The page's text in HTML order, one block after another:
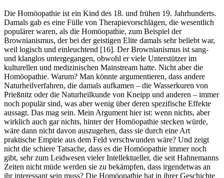
Die Homöopathie ist ein Kind des 18. und frühen 19. Jahrhunderts.
Damals gab es eine Fülle von Therapievorschlägen, die wesentlich
populärer waren, als die Homöopathie, zum Beispiel der
Brownianismus, der bei der geistigen Elite damals sehr beliebt war,
weil logisch und einleuchtend [16]. Der Brownianismus ist sang-
und klanglos untergegangen, obwohl er viele Unterstützer im
kulturellen und medizinischen Mainstream hatte. Nicht aber die
Homöopathie. Warum? Man könnte argumentieren, dass andere
Naturheilverfahren, die damals aufkamen – die Wasserkuren von
Prießnitz oder die Naturheilkunde von Kneipp und anderen – immer
noch populär sind, was aber wenig über deren spezifische Effekte
aussagt. Das mag sein. Mein Argument hier ist: wenn nichts, aber
wirklich auch gar nichts, hinter der Homöopathie stecken würde,
wäre dann nicht davon auszugehen, dass sie durch eine Art
praktische Empirie aus dem Feld verschwunden wäre? Und zeigt
nicht die schiere Tatsache, dass es die Homöopathie immer noch
gibt, sehr zum Leidwesen vieler Intellektueller, die seit Hahnemanns
Zeiten nicht müde werden sie zu bekämpfen, dass irgendetwas an
ihr interessant sein muss? Die Homöopathie hat in ihrer Geschichte